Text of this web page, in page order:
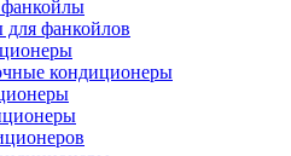
для фанкойлов
кондиционеры